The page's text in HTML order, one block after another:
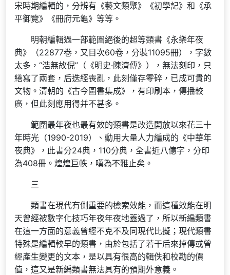
宋時期編輯的，分辨有《藝文類聚》《初學記》和《承
平御覽》《冊府元龜》等等。
明朝編輯過一部範圍絕後的超等類書《永樂年夜
典》（22877卷，又目次60卷，分裝11095冊），字數
太多，“浩無故倪”（《明史·陳濟傳》），無法刻印，只
繕寫了兩套，后迭經喪亂，此刻僅存零碎，已成可貴的
文物。清朝的《古今圖書集成》，有印刷本，傳播較
廣，但此刻應用得并不甚多。
範圍最年夜也最有效的類書是改造開放以來花三十
年時光（1990-2019）、動用大量人力編成的《中華年
夜典》，此書分24典，110分典，全書近八億字，分印
為408冊。煌煌巨帙，嘆為不雅止矣。
三
類書在現代有側重要的檢索效能，而這種效能在明
天曾經被數字化技巧年夜年夜地蓋過了，所以新編類書
在這一方面的意義曾經不克不及同現代比擬；現代類書
特殊是編輯較早的類書，由於包括了若干后來掉傳或曾
經產生變更的文本，是以具有很高的輯佚和校勘的價
值，這又是新編類書無法具有的預期外意義。